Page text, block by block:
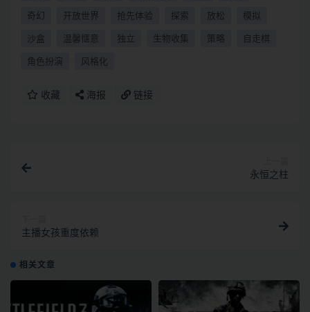
奇幻 开放世界 抢先体验 探索 放松 模拟
沙盒 温馨惬意 独立 生物收集 策略 自走棋
角色扮演 风格化
收藏 海报 链接
永恒之柱
主播女孩重度依赖
相关文章